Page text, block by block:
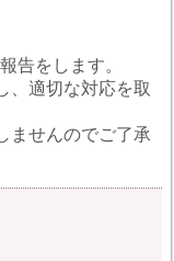
告をします。
、適切な対応を取
ませんのでご了承